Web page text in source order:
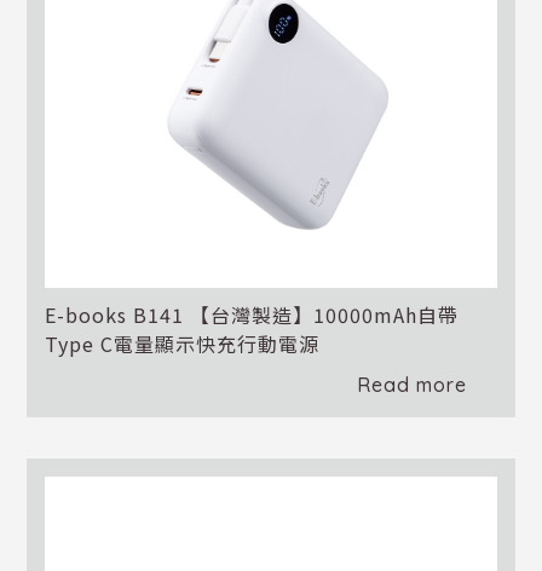
E-books B141 【台灣製造】10000mAh自帶
Type C電量顯示快充行動電源
Read more